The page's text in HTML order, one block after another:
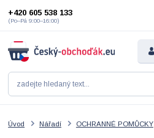
+420 605 538 133
(Po–Pá 9:00–16:00)
Úvod Nářadí OCHRANNÉ POMŮCKY